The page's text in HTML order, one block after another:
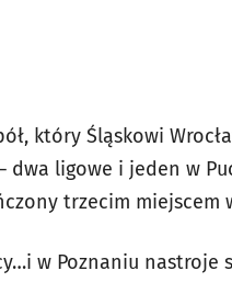
który Śląskowi
dwa ligowe i jeden w
trzecim miejscem
w Poznaniu